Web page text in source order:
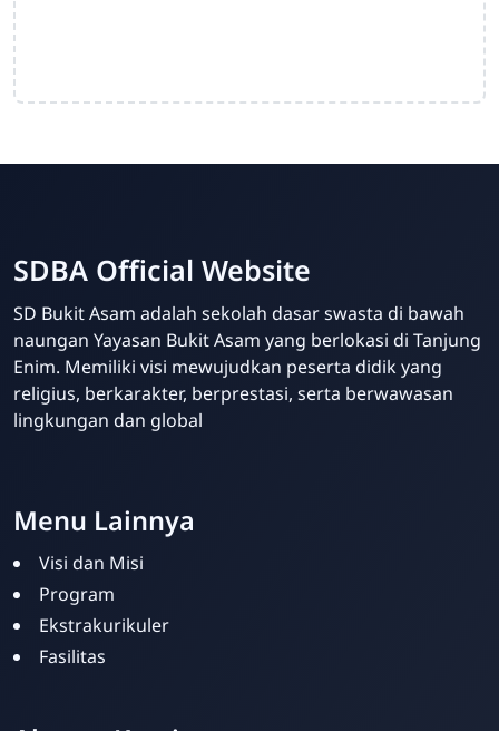
SDBA Official Website
SD Bukit Asam adalah sekolah dasar swasta di bawah
naungan Yayasan Bukit Asam yang berlokasi di Tanjung
Enim. Memiliki visi mewujudkan peserta didik yang
religius, berkarakter, berprestasi, serta berwawasan
lingkungan dan global
Menu Lainnya
Visi dan Misi
Program
Ekstrakurikuler
Fasilitas